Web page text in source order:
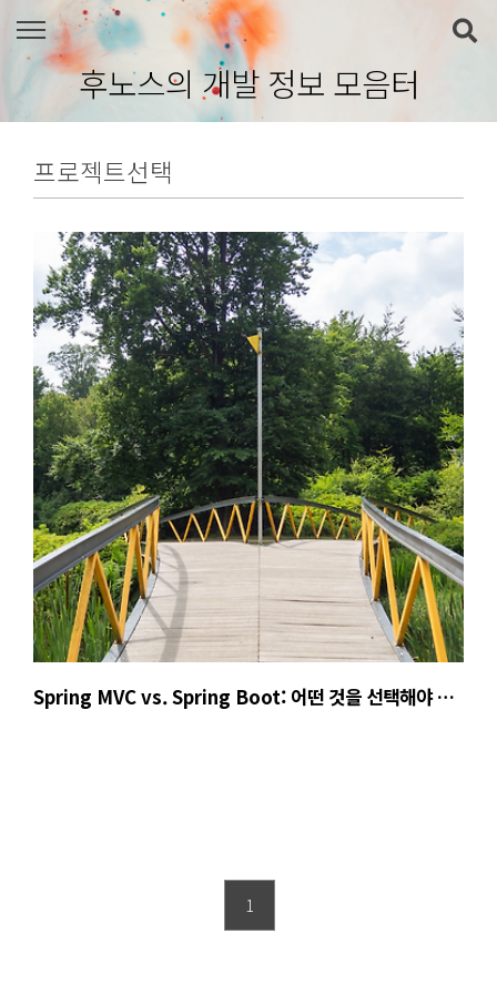
본문 바로가기
후노스의 개발 정보 모음터
프로젝트선택
Spring MVC vs. Spring Boot: 어떤 것을 선택해야 할
1